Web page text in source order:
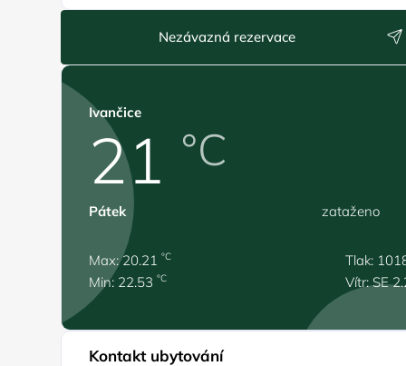
Nezávazná rezervace
Ivančice
21 °C
Pátek zataženo
Max: 20.21°C
Min: 22.53°C
Tlak:
Vítr: SE
Kontakt ubytování